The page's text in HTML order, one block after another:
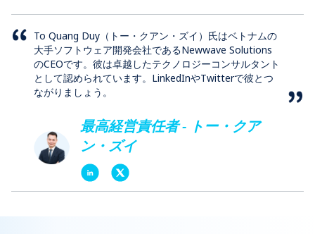
To Quang Duy（トー・クアン・ズイ）氏はベトナムの
大手ソフトウェア開発会社であるNewwave Solutions
のCEOです。彼は卓越したテクノロジーコンサルタント
として認められています。LinkedInやTwitterで彼とつ
ながりましょう。
最高経営責任者 - トー・クア
ン・ズイ